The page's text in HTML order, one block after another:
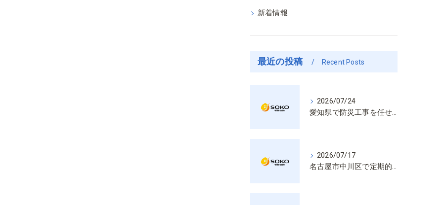
新着情報
最近の投稿 Recent Posts
2026/07/24
愛知県で防災工事を任せるなら経験と技術で安心を提供する老舗業者
2026/07/17
名古屋市中川区で定期的な消防設備点検や整備はいざという時の命を守る安心管理